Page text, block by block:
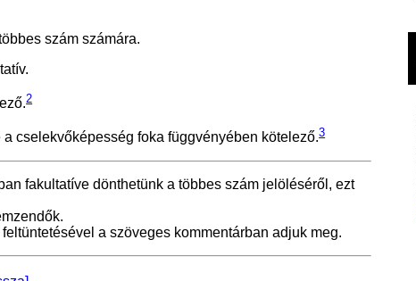
szám számára.
2
cselekvőképesség foka függvényében kötelező.3
fakultatíve dönthetünk a többes szám jelöléséről, ezt
a szöveges kommentárban adjuk meg.